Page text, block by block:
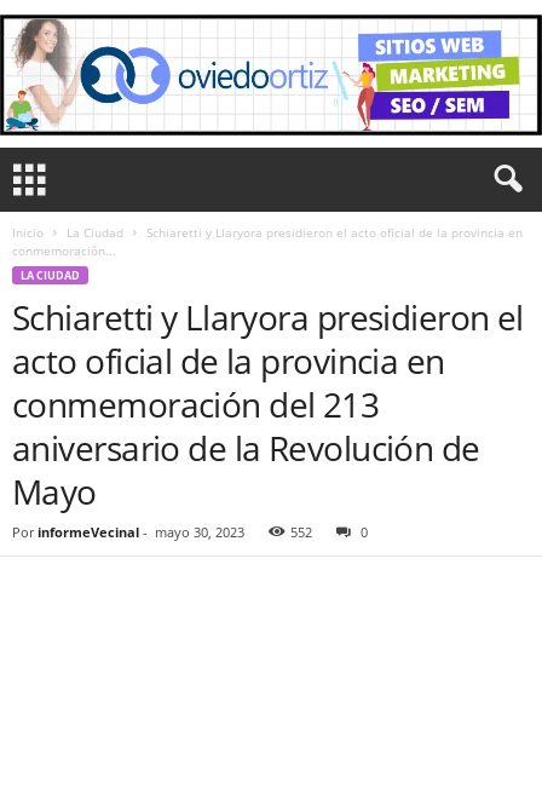
Inicio La Ciudad
Schiaretti y Llaryora presidieron el acto oficial de la provincia en
conmemoración...
LA CIUDAD
Schiaretti y Llaryora presidieron el
acto oficial de la provincia en
conmemoración del 213
aniversario de la Revolución de
Mayo
Por informeVecinal - mayo 30, 2023 552 0